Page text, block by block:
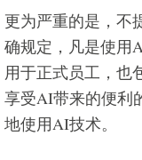
更为严重的是，不
确规定，凡是使用
用于正式员工，也
享受AI带来的便利
地使用AI技术。